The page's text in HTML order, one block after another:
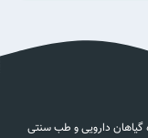
گیاهان دارویی و طب سنتی